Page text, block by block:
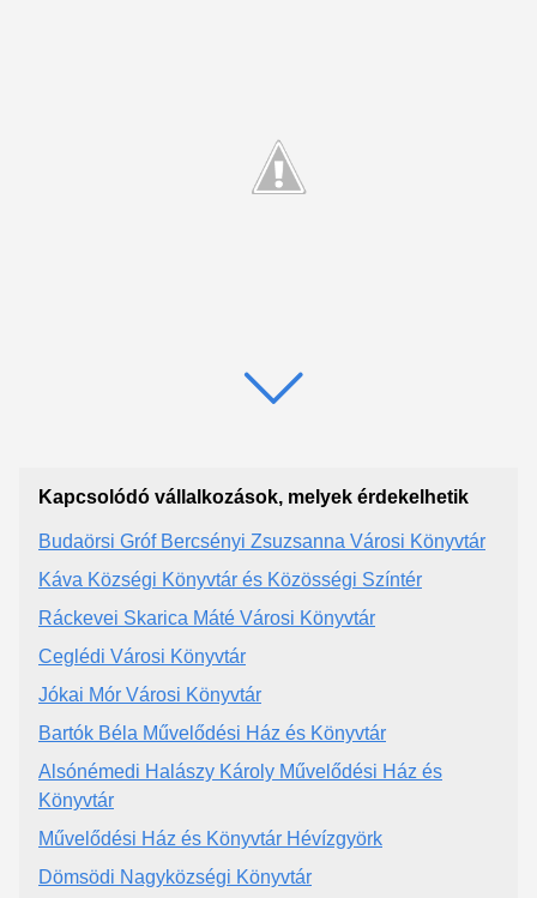
Kapcsolódó vállalkozások, melyek érdekelhetik
Budaörsi Gróf Bercsényi Zsuzsanna Városi Könyvtár
Káva Községi Könyvtár és Közösségi Színtér
Ráckevei Skarica Máté Városi Könyvtár
Ceglédi Városi Könyvtár
Jókai Mór Városi Könyvtár
Bartók Béla Művelődési Ház és Könyvtár
Alsónémedi Halászy Károly Művelődési Ház és
Könyvtár
Művelődési Ház és Könyvtár Hévízgyörk
Dömsödi Nagyközségi Könyvtár